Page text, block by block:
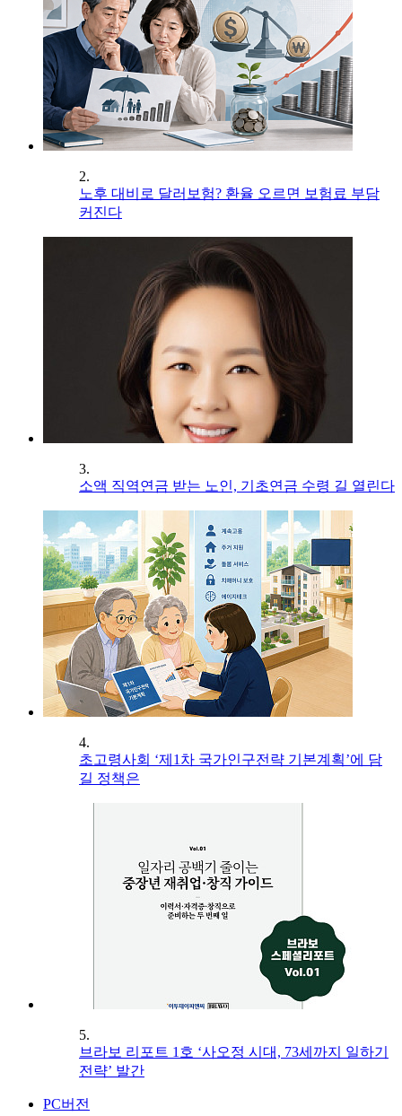
2.
노후 대비로 달러보험? 환율 오르면 보험료 부담
커진다
3.
소액 직역연금 받는 노인, 기초연금 수령 길 열린다
4.
초고령사회 ‘제1차 국가인구전략 기본계획’에 담
길 정책은
5.
브라보 리포트 1호 ‘사오정 시대, 73세까지 일하기
전략’ 발간
PC버전